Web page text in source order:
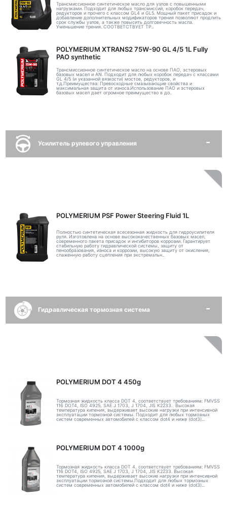
Трансмиссионное синтетическое масло для узлов с повышенными
нагрузками. Подходит для любых трансмиссий, коробок передач,
редукторов и прочего с классом GL4 и GL5. Мощный пакет присадок и
добавление дополнительных модификаторов трения позволяют продлить
срок службы узлов, а также повысить долговечность масла.
Уменьшение трения. СООТВЕТСТВУЕТ ТР..
POLYMERIUM XTRANS2 75W-90 GL 4/5 1L Fully
PAO synthetic
Трансмиссионное синтетическое масло на основе ПАО, эстеровых
базовых масел и AN. Подходит для любых коробок передач с классами
GL 4/5 (и указанной вязкости) мостов, редукторов, и
т.д.Преимущества: Превосходные смазывающие свойства и
максимальная защита от износа.Использование ПАО и эстеровых
базовых масел дает огромное преимущество в до..
Усилитель рулевого управления
POLYMERIUM PSF Power Steering Fluid 1L
Полностью синтетическая всесезонная жидкость для гидроусилителя
руля. Изготовлена на основе высококачественных базовых масел,
современного пакета присадок и ингибиторов коррозии. Гарантирует
стабильную работу гидравлической системы, защиту от
пенообразования, износа и коррозии, высокую защиту от окисления,
слаженную работу сцепления при экстремальн..
Гидравлическая тормозная система
POLYMERIUM DOT 4 450g
Тормозная жидкость класса DOT 4, соответствует требованиям: FMVSS
116 DOT4, ISO 4925, SAE J 1703, J 1704, JIS K2233. Высокая
температура кипения, выдерживает высокие нагрузки при интенсивной
эксплуатации тормозной системы. Подходит для любых тормозных
систем современных автомобилей с классом dot4 и ниже (dot3)...
POLYMERIUM DOT 4 1000g
Тормозная жидкость класса DOT 4, соответствует требованиям: FMVSS
116 DOT4, ISO 4925, SAE J 1703, J 1704, JIS K2233. Высокая
температура кипения, выдерживает высокие нагрузки при интенсивной
эксплуатации тормозной системы.Подходит для любых тормозных
систем современных автомобилей с классом dot4 и ниже (dot3)...